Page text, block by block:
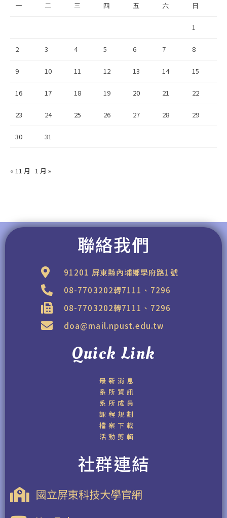
一
二 三 四 五 六 日
1
2 3 4 5 6 7 8
9 10 11 12 13 14 15
16 17 18 19 20 21 22
23 24 25 26 27 28 29
30 31
« 11 月 1 月 »
聯絡我們
91201 屏東縣內埔鄉學府路1號
08-7703202轉7111、7296
08-7703202轉7111、7296
doa@mail.npust.edu.tw
Quick Link
最新消息
系所資訊
系所成員
課程規劃
檔案下載
活動剪輯
社群連結
國立屏東科技大學官網